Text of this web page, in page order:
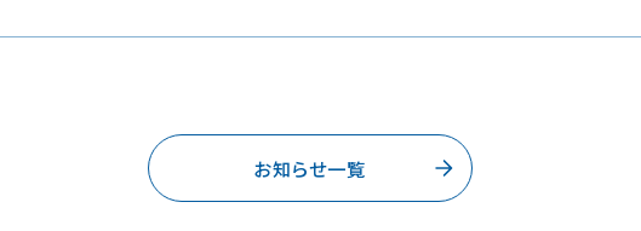
お知らせ一覧